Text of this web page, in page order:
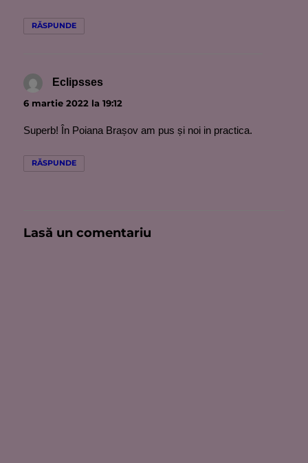
RĂSPUNDE
Eclipsses
6 martie 2022 la 19:12
Superb! În Poiana Brașov am pus și noi in practica.
RĂSPUNDE
Lasă un comentariu